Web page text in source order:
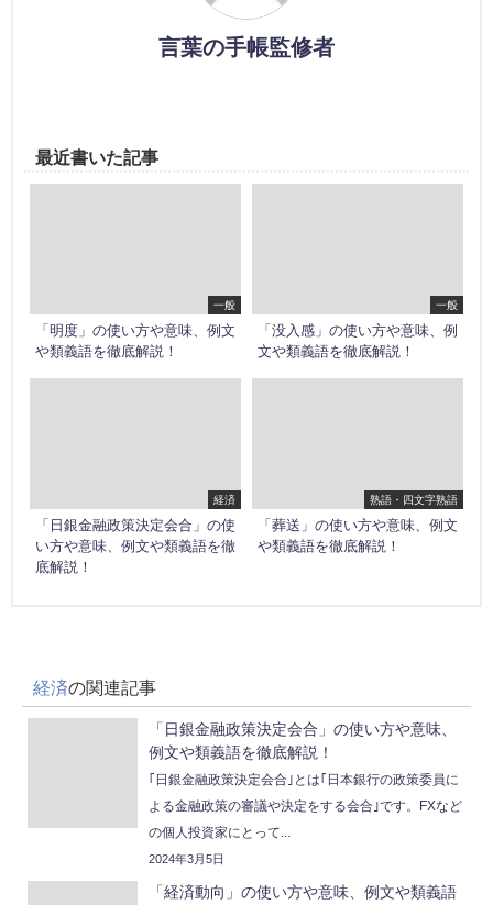
言葉の手帳監修者
最近書いた記事
一般
「明度」の使い方や意味、例文
や類義語を徹底解説！
一般
「没入感」の使い方や意味、例
文や類義語を徹底解説！
経済
「日銀金融政策決定会合」の使
い方や意味、例文や類義語を徹
底解説！
熟語・四文字熟語
「葬送」の使い方や意味、例文
や類義語を徹底解説！
経済の関連記事
「日銀金融政策決定会合」の使い方や意味、
例文や類義語を徹底解説！
｢日銀金融政策決定会合｣とは｢日本銀行の政策委員に
よる金融政策の審議や決定をする会合｣です。FXなど
の個人投資家にとって...
2024年3月5日
「経済動向」の使い方や意味、例文や類義語